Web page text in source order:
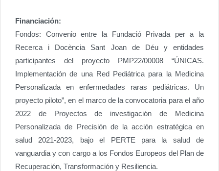
Financiación:
Fondos: Convenio entre la Fundació Privada per a la
Recerca i Docència Sant Joan de Déu y entidades
participantes del proyecto PMP22/00008 “ÚNICAS.
Implementación de una Red Pediátrica para la Medicina
Personalizada en enfermedades raras pediátricas. Un
proyecto piloto”, en el marco de la convocatoria para el año
2022 de Proyectos de investigación de Medicina
Personalizada de Precisión de la acción estratégica en
salud 2021-2023, bajo el PERTE para la salud de
vanguardia y con cargo a los Fondos Europeos del Plan de
Recuperación, Transformación y Resiliencia.